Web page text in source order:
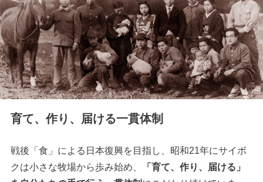
育て、作り、届ける一貫体制
戦後「食」による日本復興を目指し、昭和21年にサイボ
クは小さな牧場から歩み始め、
「育て、作り、届ける」